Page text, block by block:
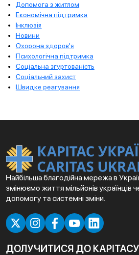
Допомога з житлом
Економічна підтримка
Інклюзія
Новини
Охорона здоров'я
Психологічна підтримка
Соціальна згуртованість
Соціальний захист
Швидке реагування
Найбільша благодійна мережа в
змінюємо життя мільйонів українців
допомогу та системні зміни.
ДОЛУЧИТИСЯ ДО КАРІТАСУ